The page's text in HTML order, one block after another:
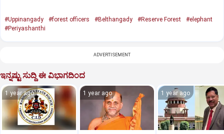
#Uppinangady #forest officers #Belthangady #Reserve Forest
#elephant
#Periyashanthi
ADVERTISEMENT
ಇನ್ನಷ್ಟು ಸುದ್ದಿ ಈ ವಿಭಾಗದಿಂದ
1 year ago 1 year ago 1 year ago